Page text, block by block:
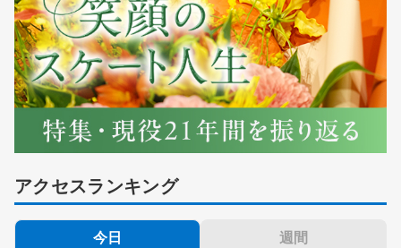
アクセスランキング
今日 週間